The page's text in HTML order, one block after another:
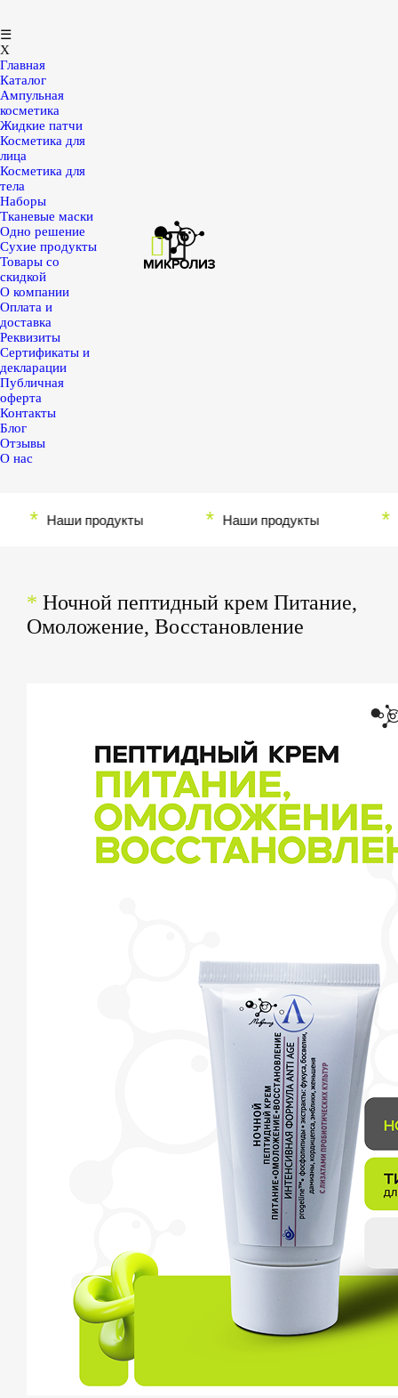
☰
X
Главная
Каталог
Ампульная
косметика
Жидкие патчи
Косметика для
лица
Косметика для
тела
Наборы
Тканевые маски
Одно решение
Сухие продукты
Товары со
скидкой
О компании
Оплата и
доставка
Реквизиты
Сертификаты и
декларации
Публичная
оферта
Контакты
Блог
Отзывы
О нас
Наши продукты Наши продукты
* Ночной пептидный крем Питание,
Омоложение, Восстановление